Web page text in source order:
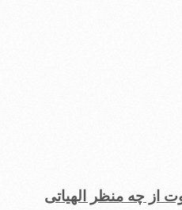
از چه منظر الهیاتی